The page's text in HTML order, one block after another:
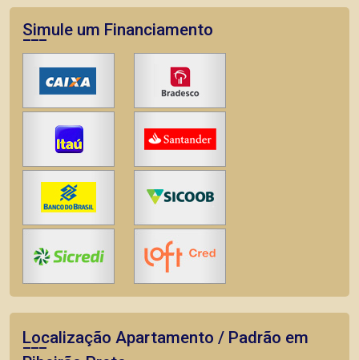
Simule um Financiamento
Localização Apartamento / Padrão em